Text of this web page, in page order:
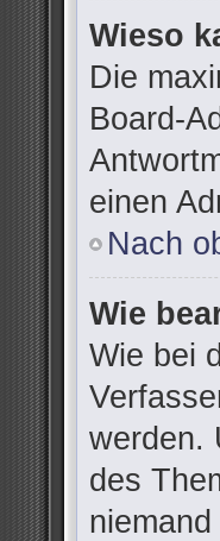
Wieso
Die
Board-
einen
Nach
Wie
Wie bei
werden.
des